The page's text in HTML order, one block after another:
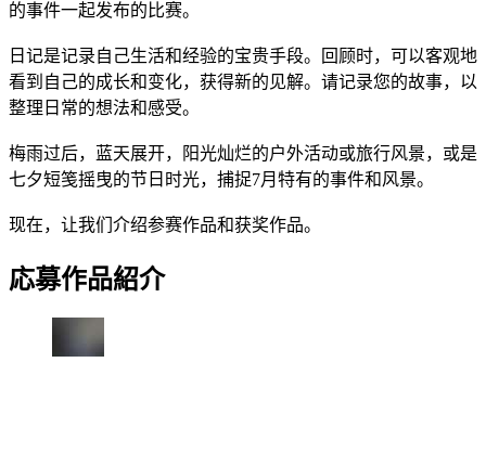
的事件一起发布的比赛。
日记是记录自己生活和经验的宝贵手段。回顾时，可以客观地
看到自己的成长和变化，获得新的见解。请记录您的故事，以
整理日常的想法和感受。
梅雨过后，蓝天展开，阳光灿烂的户外活动或旅行风景，或是
七夕短笺摇曳的节日时光，捕捉7月特有的事件和风景。
现在，让我们介绍参赛作品和获奖作品。
応募作品紹介